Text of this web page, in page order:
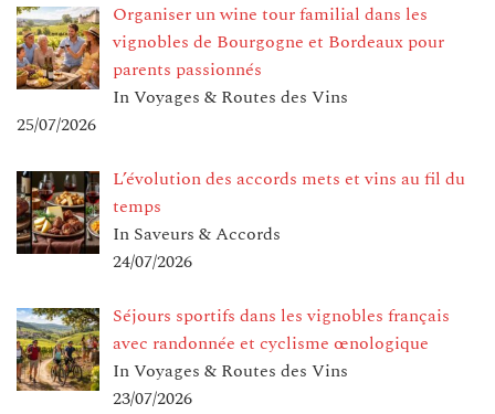
Organiser un wine tour familial dans les
vignobles de Bourgogne et Bordeaux pour
parents passionnés
In Voyages & Routes des Vins
25/07/2026
L’évolution des accords mets et vins au fil du
temps
In Saveurs & Accords
24/07/2026
Séjours sportifs dans les vignobles français
avec randonnée et cyclisme œnologique
In Voyages & Routes des Vins
23/07/2026